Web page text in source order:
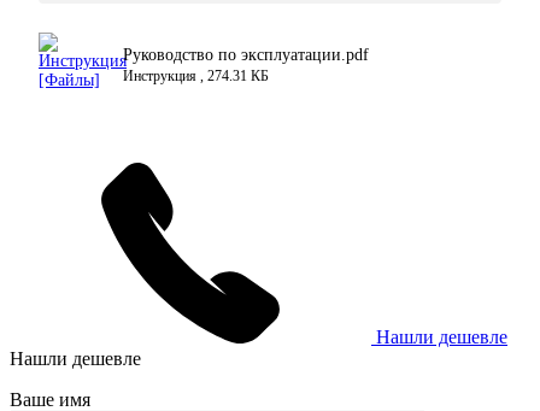
Руководство по эксплуатации.pdf
Инструкция , 274.31 КБ
Нашли дешевле
Нашли дешевле
Ваше имя